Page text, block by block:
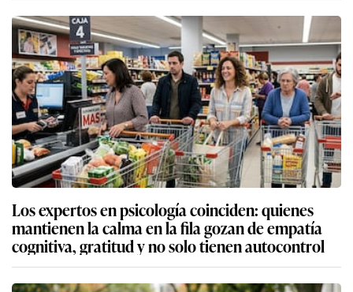
Los expertos en psicología coinciden: quienes
mantienen la calma en la fila gozan de empatía
cognitiva, gratitud y no solo tienen autocontrol